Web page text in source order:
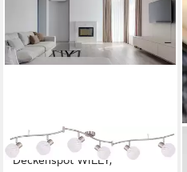
GLOBO LIGHTING
Deckenspot WILLY,